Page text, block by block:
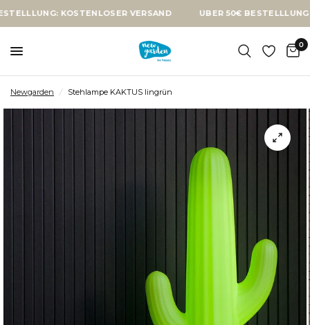
KOSTENLOSER VERSAND ÜBER 50€ BESTELLLUNG:
0
Newgarden / Stehlampe KAKTUS lingrün